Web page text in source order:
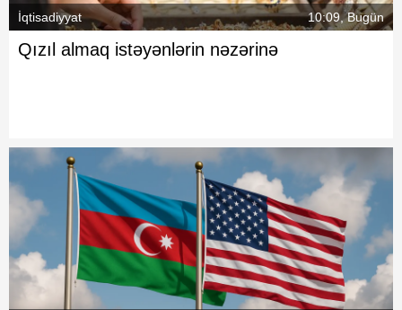
İqtisadiyyat 10:09, Bugün
Qızıl almaq istəyənlərin nəzərinə